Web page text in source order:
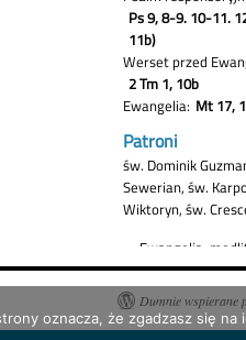
Dumnie wspierane
oznacza, że zgadzasz się na